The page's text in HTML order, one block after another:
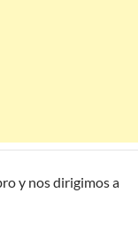
y nos dirigimos a